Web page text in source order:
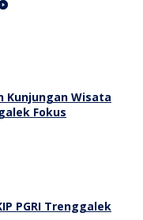
Kunjungan Wisata
Fokus